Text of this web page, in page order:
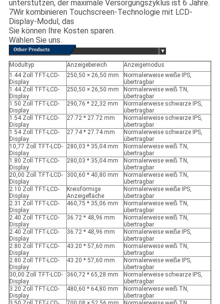
unterstützen, der maximale Versorgungszyklus ist 6 Jahre.
7Wir kombinieren Touchscreen-Technologie mit LCD-
Display-Modul, das
Sie können Ihre Kosten sparen.
Wählen Sie uns.
Modultyp Anzeigebereich
Anzeigemodus
1.44 Zoll TFT-LCD-
Display
250,50 × 26,50 mm
Normalerweise weiße IPS,
übertragbar
1.44 Zoll TFT-LCD-
Display
250,50 × 26,50 mm
Normalerweise weiß TN,
übertragbar
1.50 Zoll TFT-LCD-
Display
290,76 * 22,32 mm
Normalerweise schwarze IPS,
übertragbar
1.54 Zoll TFT-LCD-
Display
27.72 * 27.72 mm
Normalerweise schwarze IPS,
übertragbar
1.54 Zoll TFT-LCD-
Display
27.74 * 27.74 mm
Normalerweise schwarze IPS,
übertragbar
10,77 Zoll TFT-LCD-
Display
280,03 * 35,04 mm
Normalerweise weiß TN,
übertragbar
1.80 Zoll TFT-LCD-
Display
280,03 * 35,04 mm
Normalerweise weiß TN,
übertragbar
20,00 Zoll TFT-LCD-
Display
300,60 * 40,80 mm
Normalerweise weiß TN,
übertragbar
2.10 Zoll TFT-LCD-
Display
Kreisförmige
Anzeigefläche
Normalerweise weiße IPS,
übertragbar
2.31 Zoll TFT-LCD-
Display
460,75 * 35,06 mm
Normalerweise weiß TN,
übertragbar
2.40 Zoll TFT-LCD-
Display
36.72 * 48,96 mm
Normalerweise weiß TN,
übertragbar
2.40 Zoll TFT-LCD-
Display
36.72 * 48,96 mm
Normalerweise weiße IPS,
übertragbar
2.80 Zoll TFT-LCD-
Display
43.20 * 57,60 mm
Normalerweise weiß TN,
übertragbar
2.80 Zoll TFT-LCD-
Display
43.20 * 57,60 mm
Normalerweise weiße IPS,
übertragbar
30,00 Zoll TFT-LCD-
Display
360,72 * 65,28 mm
Normalerweise schwarze IPS,
übertragbar
3.20 Zoll TFT-LCD-
Display
480,60 * 64,80 mm
Normalerweise weiß TN,
übertragbar